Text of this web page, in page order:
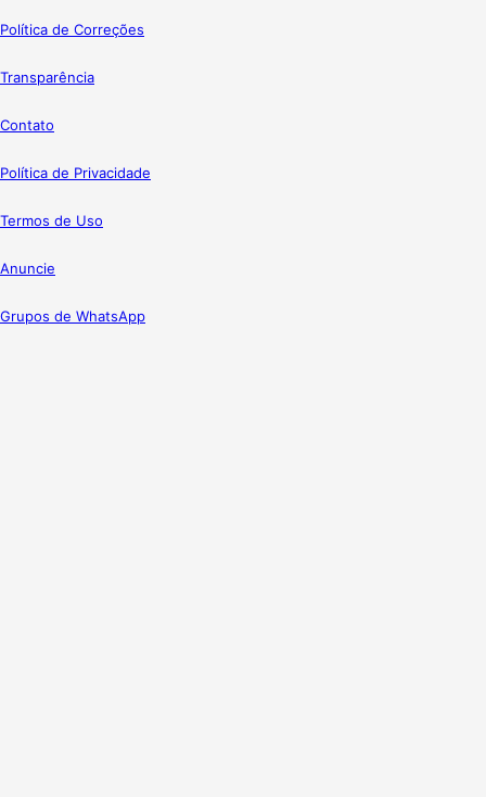
Política de Correções
Transparência
Contato
Política de Privacidade
Termos de Uso
Anuncie
Grupos de WhatsApp